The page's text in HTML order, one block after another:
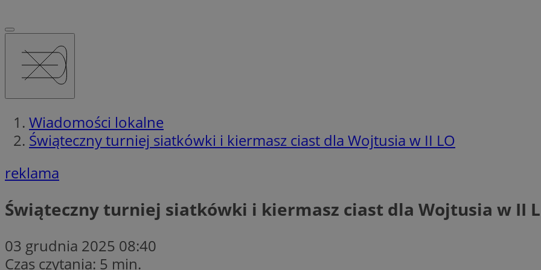
Wiadomości lokalne
Świąteczny turniej siatkówki i kiermasz ciast dla Wojtusia w II LO
reklama
Świąteczny turniej siatkówki i kiermasz ciast dla Wojtusia w II
03 grudnia 2025 08:40
Czas czytania: 5 min.